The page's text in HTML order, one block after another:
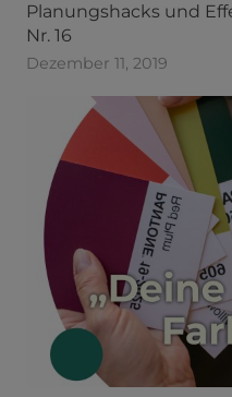
Planungshacks und
Nr. 16
Dezember 11, 2019